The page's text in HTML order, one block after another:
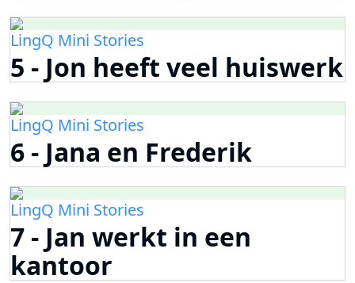
LingQ Mini Stories
5 - Jon heeft veel huiswerk
LingQ Mini Stories
6 - Jana en Frederik
LingQ Mini Stories
7 - Jan werkt in een
kantoor